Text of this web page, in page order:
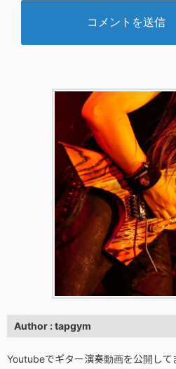
Author : tapgym
Youtubeでギター演奏動画を公開して